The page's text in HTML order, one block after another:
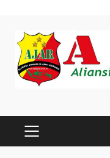
content
PRIMARY
MENU